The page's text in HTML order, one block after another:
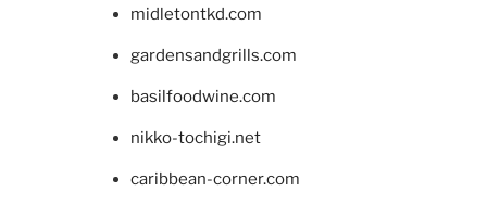
midletontkd.com
gardensandgrills.com
basilfoodwine.com
nikko-tochigi.net
caribbean-corner.com